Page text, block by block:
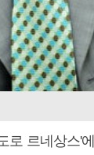
로 르네상스'